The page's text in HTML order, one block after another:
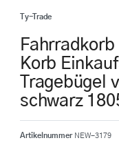
Ty-Trade
Korb
Tragebügel
schwarz
Artikelnummer NEW-3179